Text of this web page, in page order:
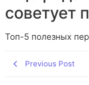
советует
Топ-5 полезных
Previous Post